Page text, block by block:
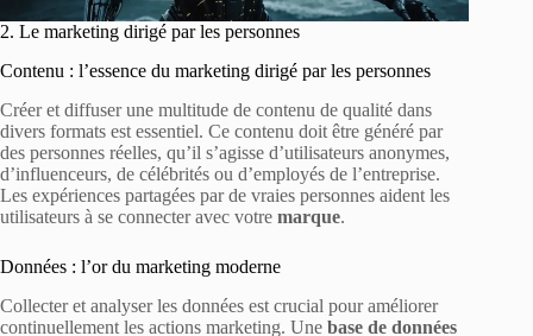
2. Le marketing dirigé par les personnes
Contenu : l’essence du marketing dirigé par les personnes
Créer et diffuser une multitude de contenu de qualité dans
divers formats est essentiel. Ce contenu doit être généré par
des personnes réelles, qu’il s’agisse d’utilisateurs anonymes,
d’influenceurs, de célébrités ou d’employés de l’entreprise.
Les expériences partagées par de vraies personnes aident les
utilisateurs à se connecter avec votre marque.
Données : l’or du marketing moderne
Collecter et analyser les données est crucial pour améliorer
continuellement les actions marketing. Une base de données